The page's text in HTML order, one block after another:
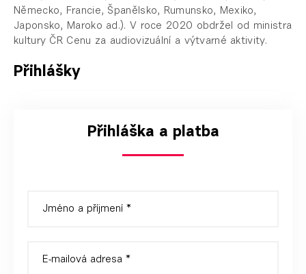
Německo, Francie, Španělsko, Rumunsko, Mexiko,
Japonsko, Maroko ad.). V roce 2020 obdržel od ministra
kultury ČR Cenu za audiovizuální a výtvarné aktivity.
Přihlášky
Přihláška a platba